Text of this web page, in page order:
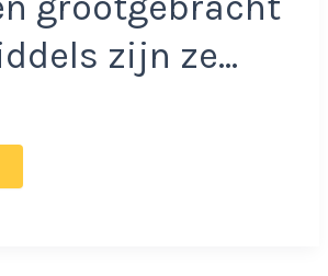
zijn ze…